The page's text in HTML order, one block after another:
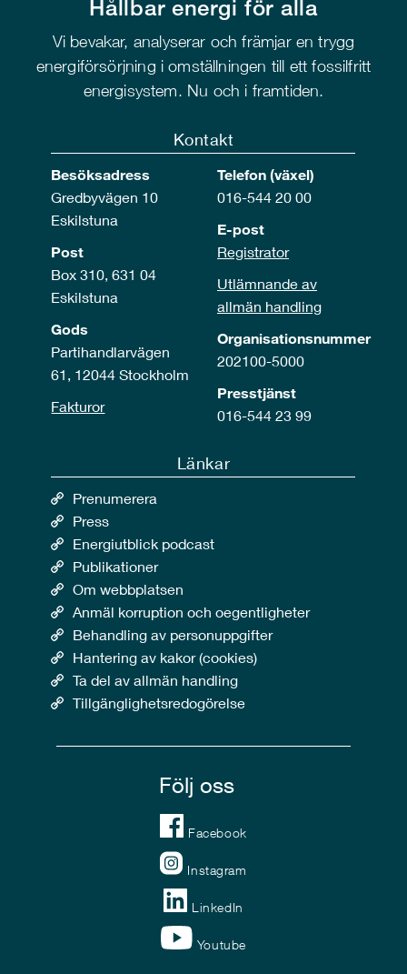
Hållbar energi för alla
Vi bevakar, analyserar och främjar en trygg
energiförsörjning i omställningen till ett fossilfritt
energisystem. Nu och i framtiden.
Kontakt
Besöksadress
Gredbyvägen 10
Eskilstuna
Post
Box 310, 631 04
Eskilstuna
Gods
Partihandlarvägen
61, 12044 Stockholm
Fakturor
Telefon (växel)
016-544 20 00
E-post
Registrator
Utlämnande av
allmän handling
Organisationsnummer
202100-5000
Presstjänst
016-544 23 99
Länkar
Prenumerera
Press
Energiutblick podcast
Publikationer
Om webbplatsen
Anmäl korruption och oegentligheter
Behandling av personuppgifter
Hantering av kakor (cookies)
Ta del av allmän handling
Tillgänglighetsredogörelse
Följ oss
Facebook
Instagram
LinkedIn
Youtube